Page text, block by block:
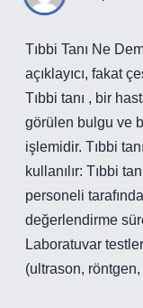
Tıbbi Tanı Ne
açıklayıcı, fakat
Tıbbi tanı , bir
görülen bulgu ve
işlemidir. Tıbbi
kullanılır: Tıbbi
personeli
değerlendirme
Laboratuvar
(ultrason,